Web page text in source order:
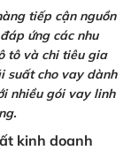
tiếp cận nguồn
ứng các nhu
tô và chi tiêu gia
suất cho vay dành
nhiều gói vay linh
kinh doanh